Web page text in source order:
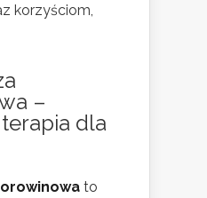
korzyściom,
–
dla
to